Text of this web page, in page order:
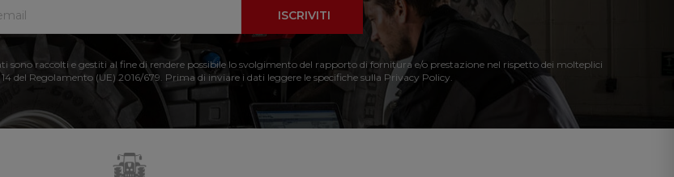
ISCRIVITI
sono raccolti e gestiti al fine di rendere possibile lo svolgimento del rapporto di fornitura e/o prestazione nel rispetto dei molteplici
del Regolamento (UE) 2016/679. Prima di inviare i dati leggere le specifiche sulla Privacy Policy.